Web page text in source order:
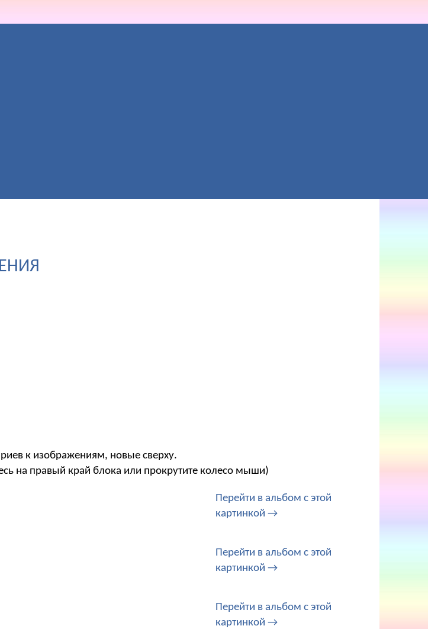
к изображениям, новые сверху.
на правый край блока или прокрутите колесо мыши)
Перейти в альбом с этой
картинкой →
Перейти в альбом с этой
картинкой →
Перейти в альбом с этой
картинкой →